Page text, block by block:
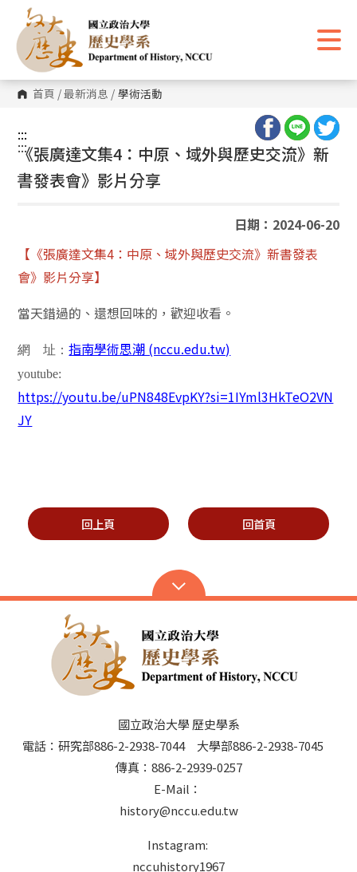
主
要
內
區
塊 首頁 /最新消息 / 學術活動
:::
:::
《張廣達文集4：中原、域外與歷史交流》新
書發表會》影片分享
日期：2024-06-20
【《張廣達文集4：中原、域外與歷史交流》新書發表
會》影片分享】
當天錯過的、還想回味的，歡迎收看。
網 址：指南學術思潮 (nccu.edu.tw)
youtube:
https://youtu.be/uPN848EvpKY?si=1IYml3HkTeO2VN
JY
回上頁 回首頁
國立政治大學 歷史學系
電話：研究部886-2-2938-7044 大學部886-2-2938-7045
傳真：886-2-2939-0257
E-Mail：
history@nccu.edu.tw
Instagram:
nccuhistory1967